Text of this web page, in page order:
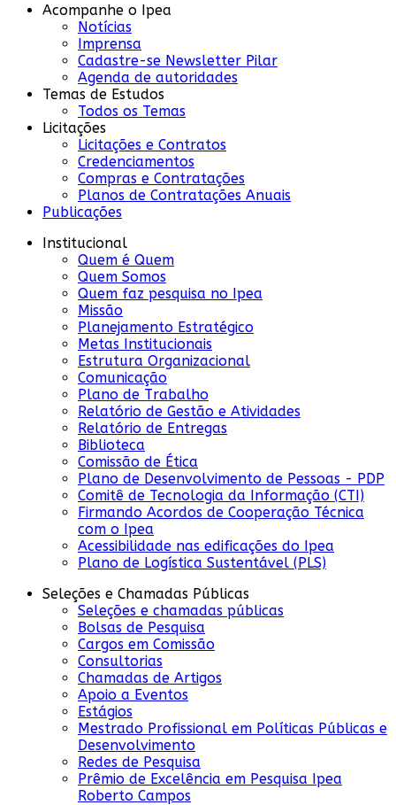
Acompanhe o Ipea
Notícias
Imprensa
Cadastre-se Newsletter Pilar
Agenda de autoridades
Temas de Estudos
Todos os Temas
Licitações
Licitações e Contratos
Credenciamentos
Compras e Contratações
Planos de Contratações Anuais
Publicações
Institucional
Quem é Quem
Quem Somos
Quem faz pesquisa no Ipea
Missão
Planejamento Estratégico
Metas Institucionais
Estrutura Organizacional
Comunicação
Plano de Trabalho
Relatório de Gestão e Atividades
Relatório de Entregas
Biblioteca
Comissão de Ética
Plano de Desenvolvimento de Pessoas - PDP
Comitê de Tecnologia da Informação (CTI)
Firmando Acordos de Cooperação Técnica
com o Ipea
Acessibilidade nas edificações do Ipea
Plano de Logística Sustentável (PLS)
Seleções e Chamadas Públicas
Seleções e chamadas públicas
Bolsas de Pesquisa
Cargos em Comissão
Consultorias
Chamadas de Artigos
Apoio a Eventos
Estágios
Mestrado Profissional em Políticas Públicas e
Desenvolvimento
Redes de Pesquisa
Prêmio de Excelência em Pesquisa Ipea
Roberto Campos